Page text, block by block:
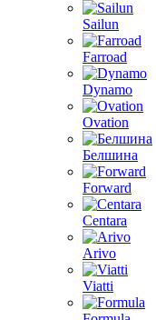
Sailun
Farroad
Dynamo
Ovation
Белшина
Forward
Centara
Arivo
Viatti